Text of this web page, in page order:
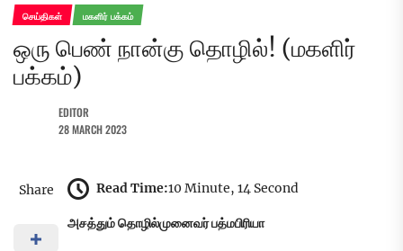
செய்திகள் மகளிர் பக்கம்
ஒரு பெண் நான்கு தொழில்! (மகளிர்
பக்கம்)
EDITOR
28 MARCH 2023
Share Read Time:10 Minute, 14 Second
அசத்தும் தொழில்முனைவர் பத்மபிரியா